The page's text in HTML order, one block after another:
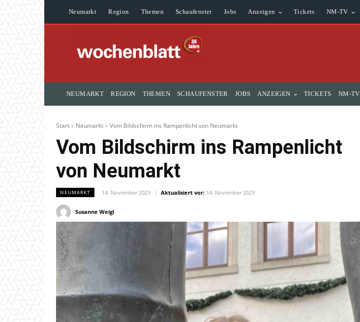
NEUMARKT REGION THEMEN SCHAUFENSTER JOBS ANZEIGEN TICKETS NM-TV
Start Neumarkt Vom Bildschirm ins Rampenlicht von Neumarkt
Vom Bildschirm ins Rampenlicht
von Neumarkt
NEUMARKT 14. November 2023 Aktualisiert vor: 14. November 2023
Susanne Weigl